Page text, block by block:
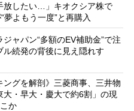
放したい…」キオクシア株で
よもう一度”と再購入
ャパン“多額のEV補助金”で注
続発の背後に見え隠れす
ングを解剖》三菱商事、三井物
・早大・慶大で約6割」の現
か